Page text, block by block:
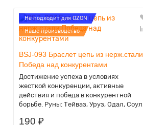
Не подходит для OZON
Наше производство
BSJ-093 Браслет цепь из нерж.стали
Победа над конкурентами
Достижение успеха в условиях
жесткой конкуренции, активные
действия и победа в конкурентной
борьбе. Руны: Тейваз, Уруз, Одал, Соул..
190 ₽